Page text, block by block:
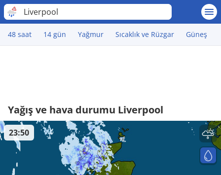
Liverpool
48 saat 14 gün Yağmur Sıcaklık ve Rüzgar Güneş
Yağış ve hava durumu Liverpool
23:50